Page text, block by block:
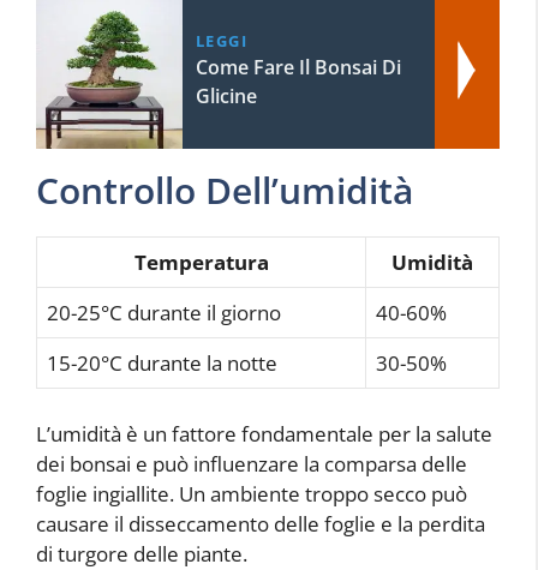
LEGGI
Come Fare Il Bonsai Di
Glicine
Controllo Dell’umidità
Temperatura
Umidità
20-25°C durante il giorno
40-60%
15-20°C durante la notte
30-50%
L’umidità è un fattore fondamentale per la salute
dei bonsai e può influenzare la comparsa delle
foglie ingiallite. Un ambiente troppo secco può
causare il disseccamento delle foglie e la perdita
di turgore delle piante.